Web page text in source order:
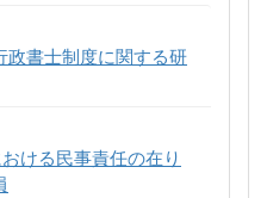
政書士制度に関する研
ける民事責任の在り